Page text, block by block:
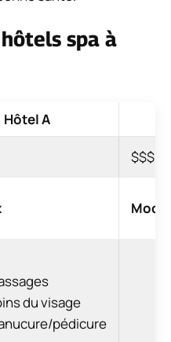
spa à
Hôtel A
$$$
du visage
pédicure